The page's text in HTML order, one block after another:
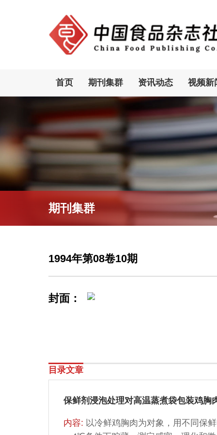
首页 期刊集群 资讯动态 视频新
期刊集群
1994年第08卷10期
封面：
目录文章
保鲜剂浸泡处理对高温蒸煮袋包装鸡胸
内容: 以冷鲜鸡胸肉为对象，用不同保